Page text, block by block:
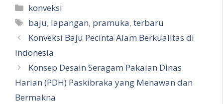
Kategori
konveksi
Tag
baju, lapangan, pramuka,terbaru
Konveksi Baju Pecinta Alam Berkualitas di
Indonesia
Konsep Desain Seragam Pakaian Dinas
Harian (PDH) Paskibraka yang Menawan dan
Bermakna